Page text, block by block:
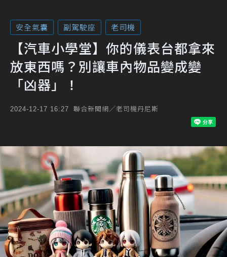
安全氣囊 副駕駛座 老司機
【汽車小學堂】你的儀表台都拿來
放東西嗎？別讓車內物品變成變
「凶器」！
2024-12-17 16:27 聯合新聞網／老司機丹尼斯